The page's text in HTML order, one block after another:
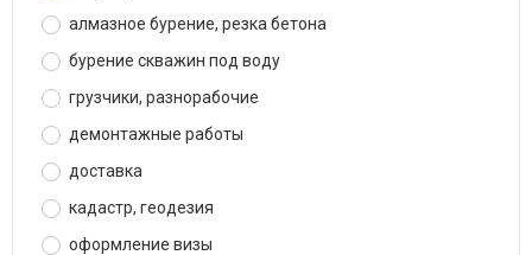
алмазное бурение, резка бетона
бурение скважин под воду
грузчики, разнорабочие
демонтажные работы
доставка
кадастр, геодезия
оформление визы